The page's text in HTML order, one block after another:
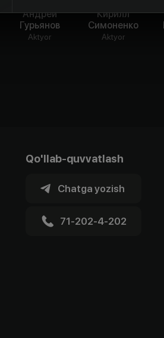
Андрей
Гурьянов
Aktyor
Кирилл
Симоненко
Aktyor
Qo'llab-quvvatlash
Chatga yozish
71-202-4-202